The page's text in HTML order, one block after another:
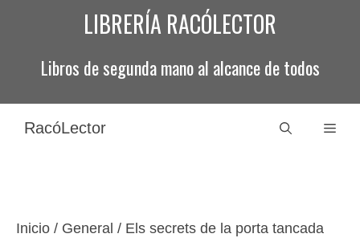
LIBRERÍA RACÓLECTOR
Libros de segunda mano al alcance de todos
RacóLector
Inicio / General / Els secrets de la porta tancada